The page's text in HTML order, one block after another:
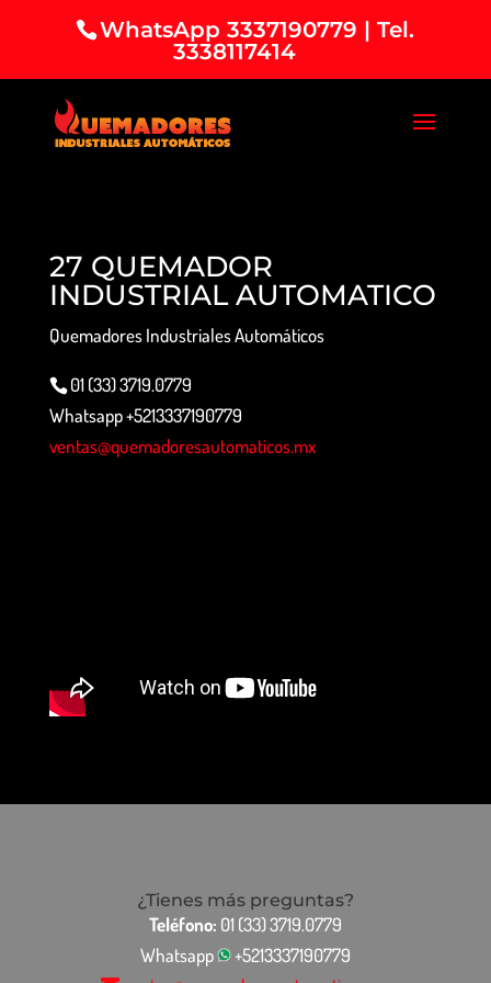
WhatsApp 3337190779 | Tel.
3338117414
27 QUEMADOR
INDUSTRIAL AUTOMATICO
Quemadores Industriales Automáticos
01 (33) 3719.0779
Whatsapp +5213337190779
ventas@quemadoresautomaticos.mx
¿Tienes más preguntas?
Teléfono: 01 (33) 3719.0779
Whatsapp
+5213337190779